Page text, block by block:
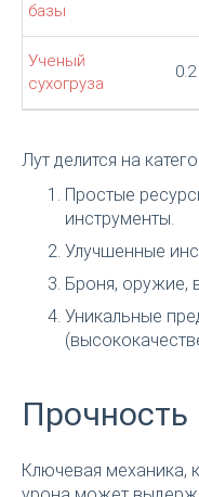
базы
Ученый
сухогруза
0.2
Лут делится на
Простые
инструменты.
Улучшенные
Броня, оружие,
Уникальные
Прочность
Ключевая механика,